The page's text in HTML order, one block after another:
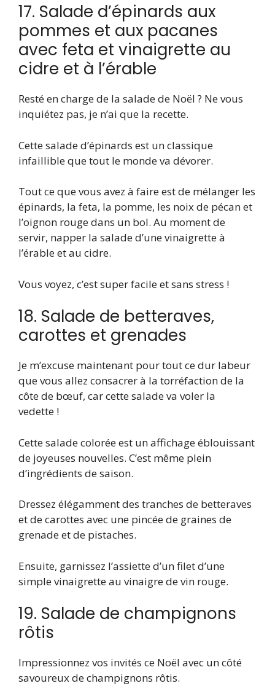
17. Salade d’épinards aux
pommes et aux pacanes
avec feta et vinaigrette au
cidre et à l’érable
Resté en charge de la salade de Noël ? Ne vous
inquiétez pas, je n’ai que la recette.
Cette salade d’épinards est un classique
infaillible que tout le monde va dévorer.
Tout ce que vous avez à faire est de mélanger les
épinards, la feta, la pomme, les noix de pécan et
l’oignon rouge dans un bol. Au moment de
servir, napper la salade d’une vinaigrette à
l’érable et au cidre.
Vous voyez, c’est super facile et sans stress !
18. Salade de betteraves,
carottes et grenades
Je m’excuse maintenant pour tout ce dur labeur
que vous allez consacrer à la torréfaction de la
côte de bœuf, car cette salade va voler la
vedette !
Cette salade colorée est un affichage éblouissant
de joyeuses nouvelles. C’est même plein
d’ingrédients de saison.
Dressez élégamment des tranches de betteraves
et de carottes avec une pincée de graines de
grenade et de pistaches.
Ensuite, garnissez l’assiette d’un filet d’une
simple vinaigrette au vinaigre de vin rouge.
19. Salade de champignons
rôtis
Impressionnez vos invités ce Noël avec un côté
savoureux de champignons rôtis.